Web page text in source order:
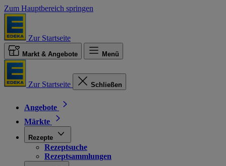
Zum Hauptbereich springen
Zur Startseite
Markt & Angebote Menü
Zur Startseite Schließen
Angebote
Märkte
Rezepte
Rezeptsuche
Rezeptsammlungen